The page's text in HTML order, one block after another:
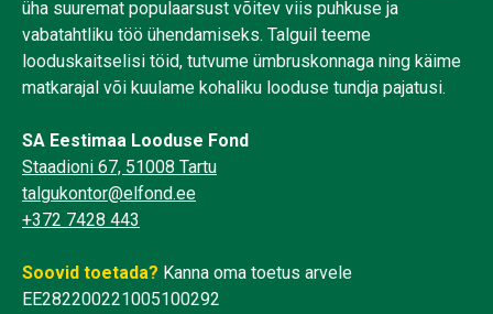
üha suuremat populaarsust võitev viis puhkuse ja
vabatahtliku töö ühendamiseks. Talguil teeme
looduskaitselisi töid, tutvume ümbruskonnaga ning käime
matkarajal või kuulame kohaliku looduse tundja pajatusi.
SA Eestimaa Looduse Fond
Staadioni 67, 51008 Tartu
talgukontor@elfond.ee
+372 7428 443
Soovid toetada? Kanna oma toetus arvele
EE282200221005100292